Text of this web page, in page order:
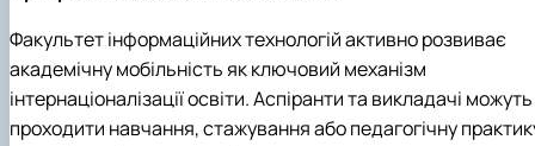
Факультет інформаційних технологій активно розвиває
академічну мобільність як ключовий механізм
інтернаціоналізації освіти. Аспіранти та викладачі можуть
проходити навчання, стажування або педагогічну